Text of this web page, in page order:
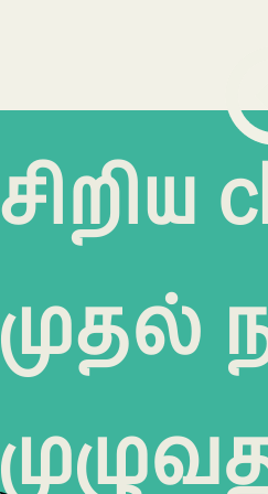
சிறிய
முதல்